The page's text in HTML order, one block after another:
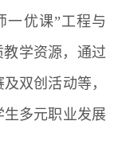
一优课”工程与
教学资源，通过
双创活动等，
多元职业发展